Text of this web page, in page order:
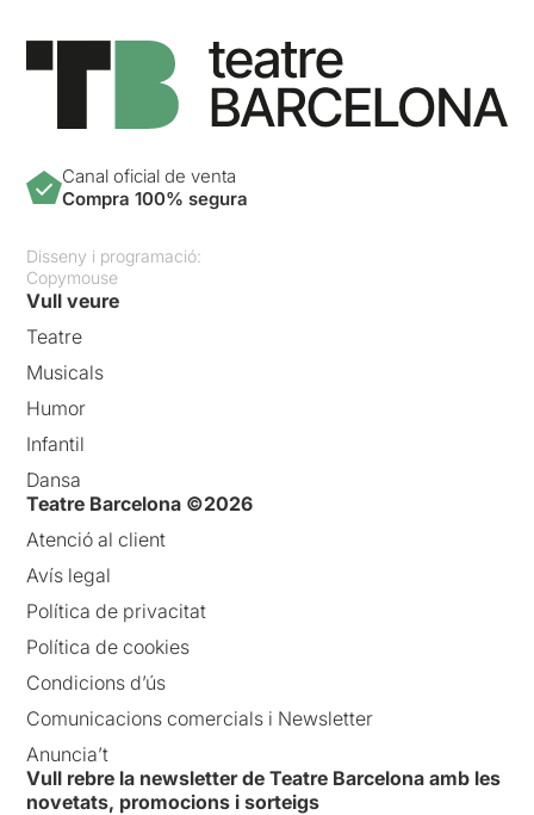
Canal oficial de venta
Compra 100% segura
Disseny i programació:
Copymouse
Vull veure
Teatre
Musicals
Humor
Infantil
Dansa
Teatre Barcelona ©2026
Atenció al client
Avís legal
Política de privacitat
Política de cookies
Condicions d’ús
Comunicacions comercials i Newsletter
Anuncia’t
Vull rebre la newsletter de Teatre Barcelona amb les
novetats, promocions i sorteigs